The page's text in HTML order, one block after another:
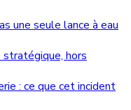
une seule lance à eau
hors
: ce que cet incident